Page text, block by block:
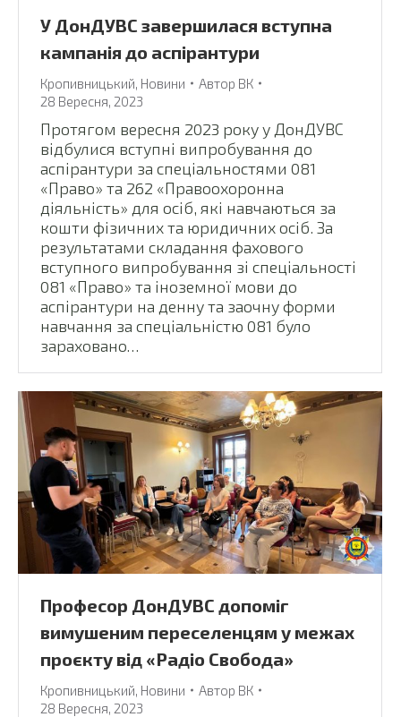
У ДонДУВС завершилася вступна
кампанія до аспірантури
Кропивницький, Новини Автор ВК
28 Вересня, 2023
Протягом вересня 2023 року у ДонДУВС
відбулися вступні випробування до
аспірантури за спеціальностями 081
«Право» та 262 «Правоохоронна
діяльність» для осіб, які навчаються за
кошти фізичних та юридичних осіб. За
результатами складання фахового
вступного випробування зі спеціальності
081 «Право» та іноземної мови до
аспірантури на денну та заочну форми
навчання за спеціальністю 081 було
зараховано…
Професор ДонДУВС допоміг
вимушеним переселенцям у межах
проєкту від «Радіо Свобода»
Кропивницький Новини Автор ВК
28 Вересня, 2023